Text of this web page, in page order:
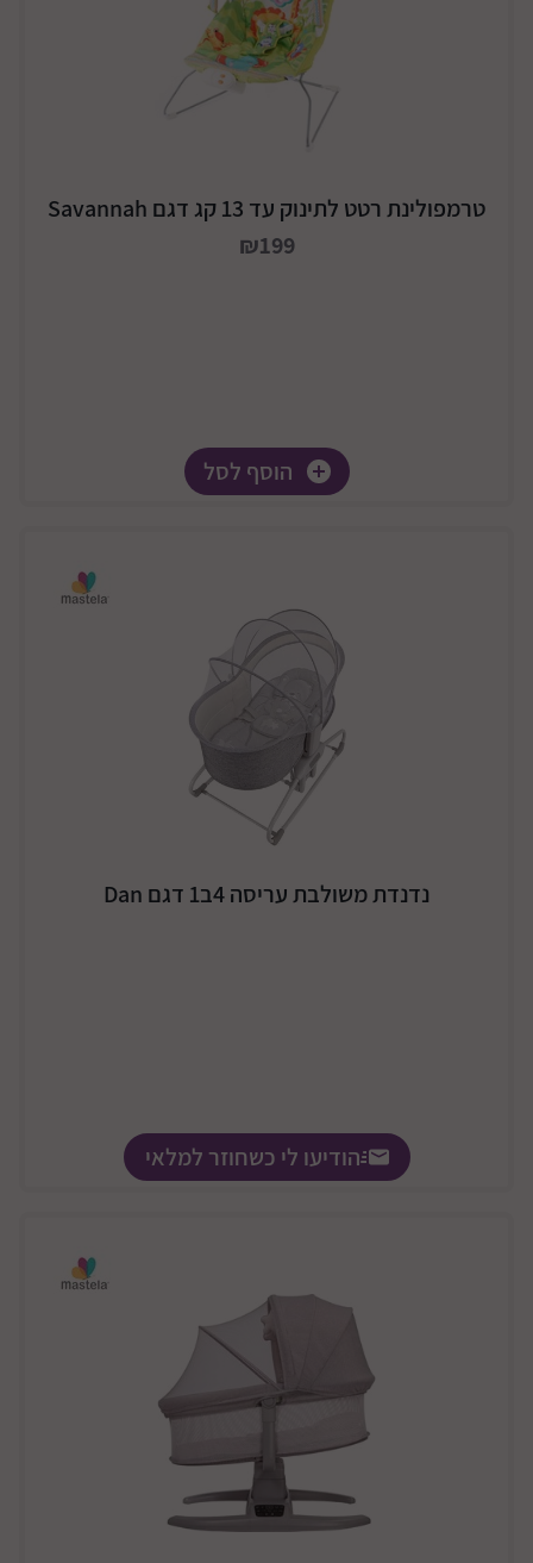
טרמפולינת רטט לתינוק עד 13 קג דגם Savannah
₪199
הוסף לסל
נדנדת משולבת עריסה 4ב1 דגם Dan
הודיעו לי כשחוזר למלאי